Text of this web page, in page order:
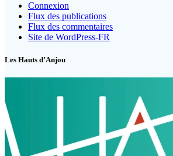
Connexion
Flux des publications
Flux des commentaires
Site de WordPress-FR
Les Hauts d’Anjou